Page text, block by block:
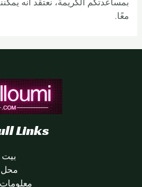
بمساعدتكم الكريمة، نعتقد أنه
معًا.
Links
بيت
محل